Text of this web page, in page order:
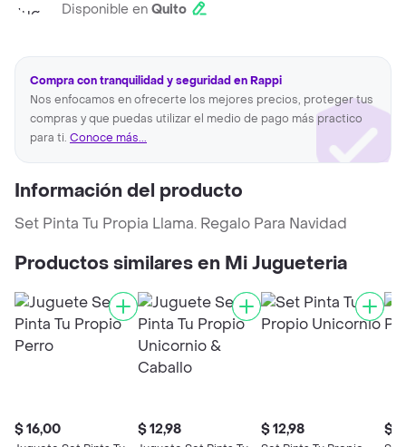
Disponible en Quito
Compra con tranquilidad y seguridad en Rappi
Nos enfocamos en ofrecerte los mejores precios, proteger tus
compras y que puedas utilizar el medio de pago más practico
para ti. Conoce más...
Información del producto
Set Pinta Tu Propia Llama. Regalo Para Navidad
Productos similares en Mi Jugueteria
$ 16,00 $ 12,98 $ 12,98 $